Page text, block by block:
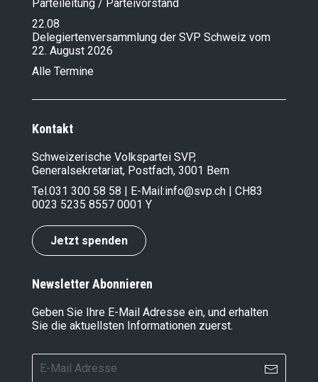
Parteileitung / Parteivorstand
22.08
Delegiertenversammlung der SVP Schweiz vom
22. August 2026
Alle Termine
Kontakt
Schweizerische Volkspartei SVP,
Generalsekretariat, Postfach, 3001 Bern
Tel.031 300 58 58 | E-Mail:info@svp.ch | CH83
0023 5235 8557 0001 Y
Jetzt spenden
Newsletter Abonnieren
Geben Sie Ihre E-Mail Adresse ein, und erhalten
Sie die aktuellsten Informationen zuerst.